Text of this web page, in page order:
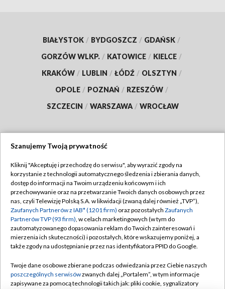
BIAŁYSTOK / BYDGOSZCZ / GDAŃSK /
GORZÓW WLKP. / KATOWICE / KIELCE /
KRAKÓW / LUBLIN / ŁÓDŹ / OLSZTYN /
OPOLE / POZNAŃ / RZESZÓW /
SZCZECIN / WARSZAWA / WROCŁAW
TVP
Abonament TVP
Emisja w TVP
Centrum informacji TVP
Naziemna Telewizja Cyfrowa
Rada Programowa
Regulamin TVP
Polityka prywatności
Moje zgody
Pomoc
Kontakt
Szanujemy Twoją prywatność
Kliknij "Akceptuję i przechodzę do serwisu", aby wyrazić zgody na
korzystanie z technologii automatycznego śledzenia i zbierania danych,
dostęp do informacji na Twoim urządzeniu końcowym i ich
przechowywanie oraz na przetwarzanie Twoich danych osobowych przez
nas, czyli Telewizję Polską S.A. w likwidacji (zwaną dalej również „TVP”),
Zaufanych Partnerów z IAB* (1201 firm) oraz pozostałych Zaufanych
Partnerów TVP (93 firm), w celach marketingowych (w tym do
zautomatyzowanego dopasowania reklam do Twoich zainteresowań i
mierzenia ich skuteczności) i pozostałych, które wskazujemy poniżej, a
także zgody na udostępnianie przez nas identyfikatora PPID do Google.
Twoje dane osobowe zbierane podczas odwiedzania przez Ciebie naszych
poszczególnych serwisówzwanych dalej „Portalem”, w tym informacje
zapisywane za pomocą technologii takich jak: pliki cookie, sygnalizatory